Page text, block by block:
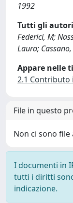
1992
Tutti gli autori
Federici, M;
Laura;
Appare nelle
2.1 Contributo
File in questo
Non ci sono
I documenti in
tutti i diritti
indicazione.